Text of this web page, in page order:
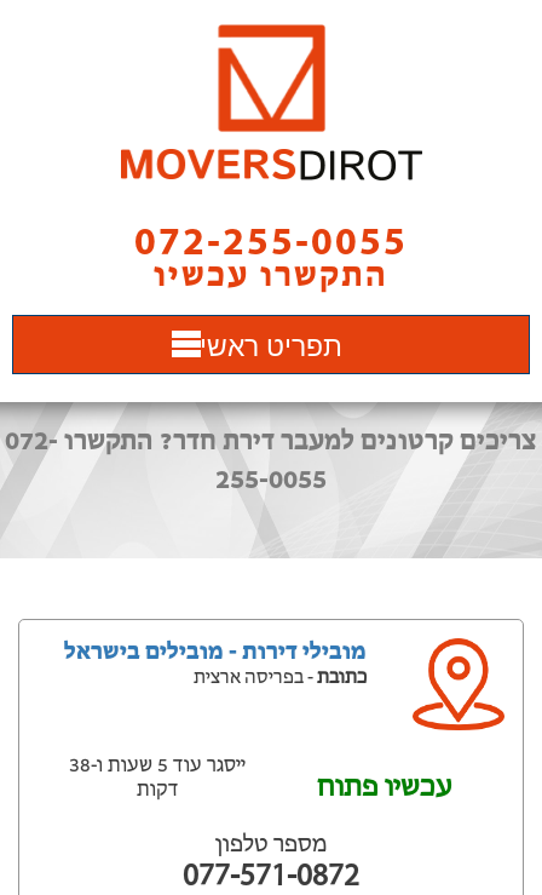
072-255-0055
התקשרו עכשיו
תפריט ראשי
צריכים קרטונים למעבר דירת חדר? התקשרו 072-
255-0055
מובילי דירות - מובילים בישראל
כתובת- בפריסה ארצית
עכשיו פתוח
ייסגר עוד 5 שעות ‫ו-38
דקות
מספר טלפון
077-571-0872